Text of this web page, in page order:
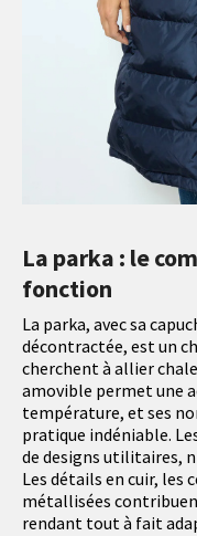
La parka : le
fonction
La parka, avec sa
décontractée, est un
cherchent à allier
amovible permet une
température, et ses
pratique indéniable.
de designs utilitaires,
Les détails en cuir,
métallisées
rendant tout à fait